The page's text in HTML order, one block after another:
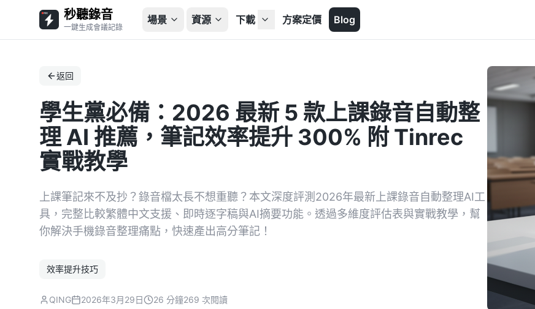
秒聽錄音
一鍵生成會議記錄
場景 資源 下載 方案定價 Blog
返回
學生黨必備：2026 最新 5 款上課錄音自動整
理 AI 推薦，筆記效率提升 300% 附 Tinrec
實戰教學
上課筆記來不及抄？錄音檔太長不想重聽？本文深度評測2026年最新上課錄音自動整理AI工
具，完整比較繁體中文支援、即時逐字稿與AI摘要功能。透過多維度評估表與實戰教學，幫
你解決手機錄音整理痛點，快速產出高分筆記！
效率提升技巧
QING 2026年3月29日 26 分鐘269 次閱讀